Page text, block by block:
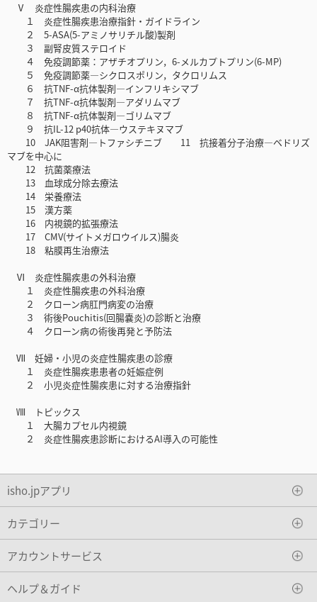
Ⅴ 炎症性腸疾患の内科治療
１ 炎症性腸疾患治療指針・ガイドライン
２ 5-ASA(5-アミノサリチル酸)製剤
３ 副腎皮質ステロイド
４ 免疫調節薬：アザチオプリン，6-メルカプトプリン(6-MP)
５ 免疫調節薬―シクロスポリン，タクロリムス
６ 抗TNF-α抗体製剤―インフリキシマブ
７ 抗TNF-α抗体製剤―アダリムマブ
８ 抗TNF-α抗体製剤―ゴリムマブ
９ 抗IL-12 p40抗体―ウステキヌマブ
10 JAK阻害剤―トファシチニブ 11 抗接着分子治療―ベドリズ
マブを中心に
12 抗菌薬療法
13 血球成分除去療法
14 栄養療法
15 漢方薬
16 内視鏡的拡張療法
17 CMV(サイトメガロウイルス)腸炎
18 粘膜再生治療法
Ⅵ 炎症性腸疾患の外科治療
１ 炎症性腸疾患の外科治療
２ クローン病肛門病変の治療
３ 術後Pouchitis(回腸嚢炎)の診断と治療
４ クローン病の術後再発と予防法
Ⅶ 妊婦・小児の炎症性腸疾患の診療
１ 炎症性腸疾患患者の妊娠症例
２ 小児炎症性腸疾患に対する治療指針
Ⅷ トピックス
１ 大腸カプセル内視鏡
２ 炎症性腸疾患診断におけるAI導入の可能性
isho.jpアプリ
カテゴリー
アカウントサービス
ヘルプ＆ガイド